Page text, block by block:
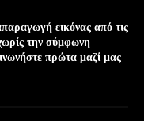
εικόνας από τις
την σύμφωνη
πρώτα μαζί μας